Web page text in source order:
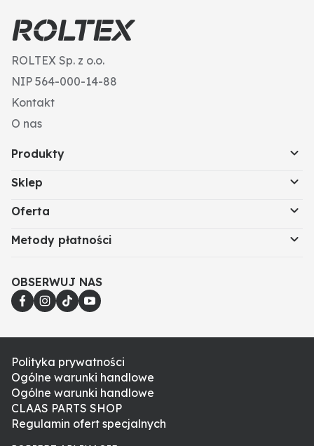
ROLTEX Sp. z o.o.
NIP 564-000-14-88
Kontakt
O nas
Produkty
Sklep
Oferta
Metody płatności
OBSERWUJ NAS
Polityka prywatności
Ogólne warunki handlowe
Ogólne warunki handlowe
CLAAS PARTS SHOP
Regulamin ofert specjalnych